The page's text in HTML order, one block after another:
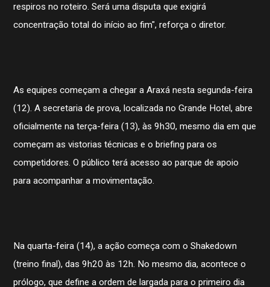
respiros no roteiro. Será uma disputa que exigirá
concentração total do início ao fim", reforça o diretor.
As equipes começam a chegar a Araxá nesta segunda-feira
(12). A secretaria de prova, localizada no Grande Hotel, abre
oficialmente na terça-feira (13), às 9h30, mesmo dia em que
começam as vistorias técnicas e o briefing para os
competidores. O público terá acesso ao parque de apoio
para acompanhar a movimentação.
Na quarta-feira (14), a ação começa com o Shakedown
(treino final), das 9h20 às 12h. No mesmo dia, acontece o
prólogo, que define a ordem de largada para o primeiro dia